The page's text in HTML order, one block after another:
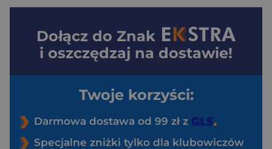
Dołącz do Znak
i oszczędzaj na dostawie!
Twoje korzyści:
Darmowa dostawa od 99 zł z
Specjalne zniżki tylko dla klubowiczów